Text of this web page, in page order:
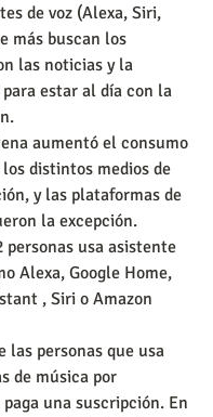
de voz (Alexa, Siri,
más buscan los
las noticias y la
estar al día con la
aumentó el consumo
distintos medios de
y las plataformas de
la excepción.
personas usa asistente
Alexa, Google Home,
, Siri o Amazon
las personas que usa
de música por
paga una suscripción. En